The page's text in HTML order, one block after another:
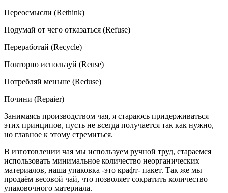
Переосмысли (Rethink)
Подумай от чего отказаться (Refuse)
Переработай (Recycle)
Повторно используй (Reuse)
Потребляй меньше (Reduse)
Почини (Repaier)
Занимаясь производством чая, я стараюсь придерживаться
этих принципов, пусть не всегда получается так как нужно,
но главное к этому стремиться.
В изготовлении чая мы используем ручной труд, стараемся
использовать минимальное количество неорганических
материалов, наша упаковка -это крафт- пакет. Так же мы
продаём весовой чай, что позволяет сократить количество
упаковочного материала.